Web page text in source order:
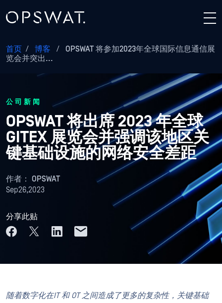
首页 / 博客 /
OPSWAT 将参加2023年全球国际信息通信展
览会并突出...
公司新闻
OPSWAT 将出席 2023 年全球
GITEX 展览会并强调该地区关
键基础设施的网络安全差距
作者： OPSWAT
Sep26,2023
分享此贴
随着数字化在IT 和 OT 之间造成了更多的复杂性，关键基础